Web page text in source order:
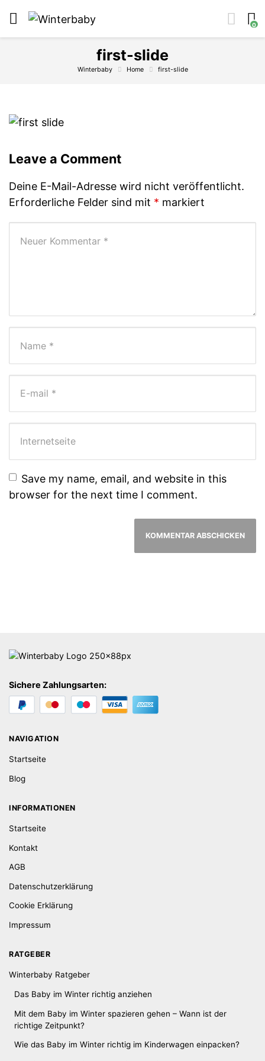
0
first-slide
Winterbaby Home first-slide
Leave a Comment
Deine E-Mail-Adresse wird nicht veröffentlicht.
Erforderliche Felder sind mit * markiert
Save my name, email, and website in this
browser for the next time I comment.
Sichere Zahlungsarten:
NAVIGATION
Startseite
Blog
INFORMATIONEN
Startseite
Kontakt
AGB
Datenschutzerklärung
Cookie Erklärung
Impressum
RATGEBER
Winterbaby Ratgeber
Das Baby im Winter richtig anziehen
Mit dem Baby im Winter spazieren gehen – Wann ist der
richtige Zeitpunkt?
Wie das Baby im Winter richtig im Kinderwagen einpacken?